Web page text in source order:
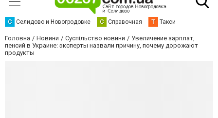
С Селидово и Новогродовке С Справочная Т Такси
Головна Новини Суспільство новини
Увеличение зарплат,
пенсий в Украине: эксперты назвали причину, почему дорожают
продукты